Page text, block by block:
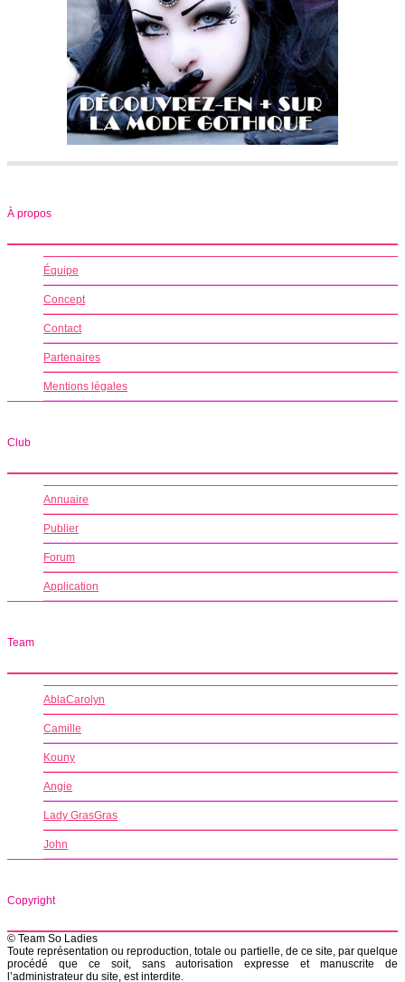
À propos
Équipe
Concept
Contact
Partenaires
Mentions légales
Club
Annuaire
Publier
Forum
Application
Team
AblaCarolyn
Camille
Kouny
Angie
Lady GrasGras
John
Copyright
© Team So Ladies
Toute représentation ou reproduction, totale ou partielle, de ce site, par quelque
procédé que ce soit, sans autorisation expresse et manuscrite de
l’administrateur du site, est interdite.